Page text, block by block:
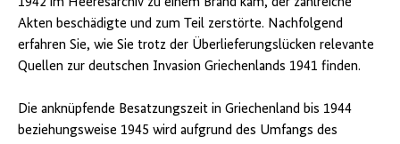
Akten beschädigte und zum Teil zerstörte. Nachfolgend
erfahren Sie, wie Sie trotz der Überlieferungslücken relevante
Quellen zur deutschen Invasion Griechenlands 1941 finden.
Die anknüpfende Besatzungszeit in Griechenland bis 1944
beziehungsweise 1945 wird aufgrund des Umfangs des